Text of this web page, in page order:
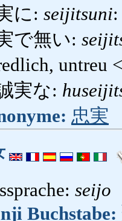
に: seijitsuni
で無い:
untreu
実な:
忠実
seijo
Buchstabe: